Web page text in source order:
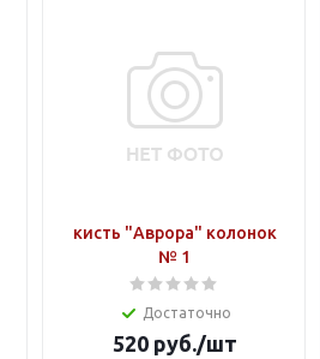
кисть "Аврора" колонок
№ 1
Достаточно
520руб./шт